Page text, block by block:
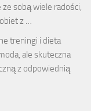
sobą wiele radości,
z …
treningi i dieta
ale skuteczna
z odpowiednią